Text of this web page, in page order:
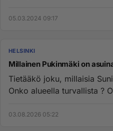
05.03.2024 09:17
HELSINKI
Millainen Pukinmäki on
Tietääkö joku, millaisia
Onko alueella turvallista ?
03.08.2026 05:22